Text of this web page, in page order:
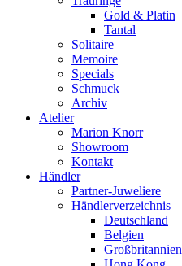
Gold & Platin
Tantal
Solitaire
Memoire
Specials
Schmuck
Archiv
Atelier
Marion Knorr
Showroom
Kontakt
Händler
Partner-Juweliere
Händlerverzeichnis
Deutschland
Belgien
Großbritannien